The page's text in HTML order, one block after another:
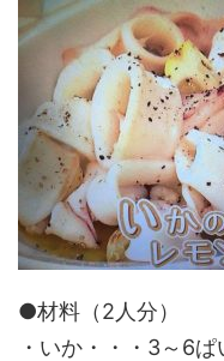
●材料（2人分）
・いか・・・3～6